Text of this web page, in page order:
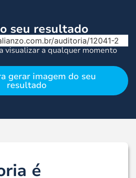
seu resultado
auditoria/12041-2
visualizar a qualquer momento
gerar imagem do seu
resultado
é